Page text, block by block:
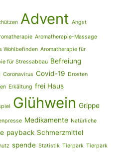
Advent Angst
Aromatherapie-Massage
Wohlbefinden Aromatherapie für
für Stressabbau Befreiung
Coronavirus Covid-19 Drosten
Erkältung frei Haus
Glühwein Grippe
Medikamente Natürliche
payback Schmerzmittel
spende Statistik Tierpark Tierpark